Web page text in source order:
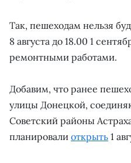
Так, пешеходам нельзя
8 августа до 18.00 1
ремонтными работами.
Добавим, что ранее
улицы Донецкой,
Советский районы
планировали открыть 1